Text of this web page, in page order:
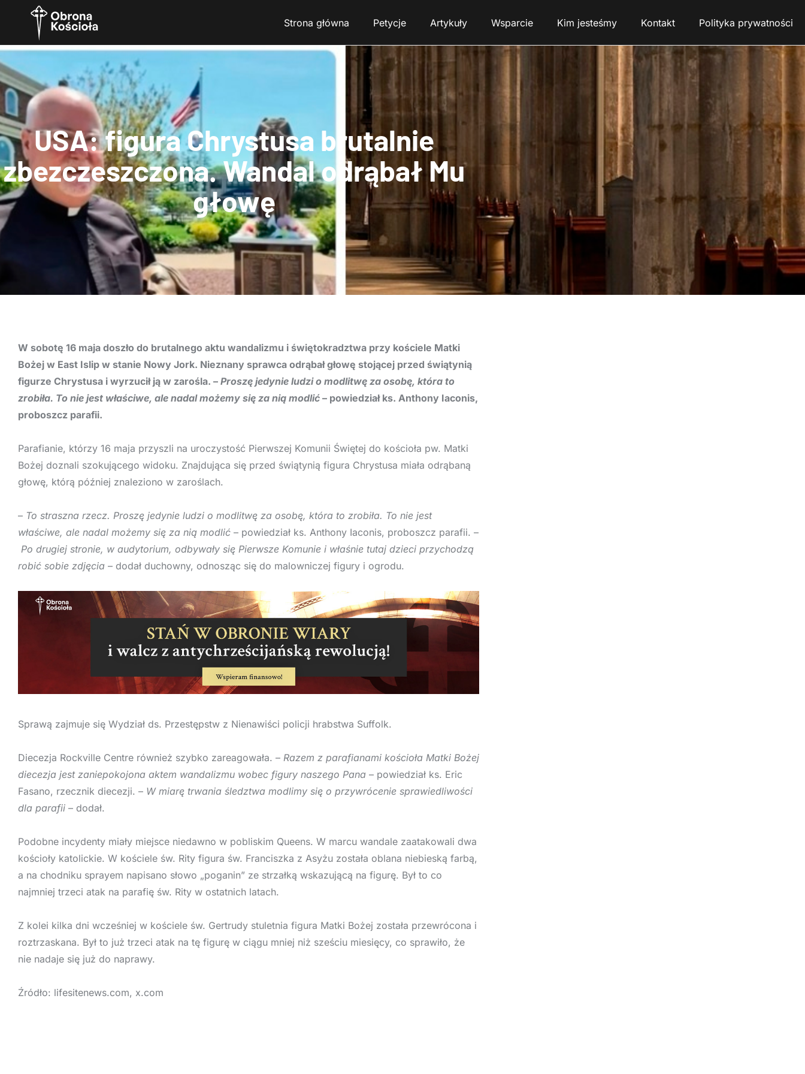
Strona główna Petycje Artykuły Wsparcie Kim jesteśmy Kontakt Polityka prywatności
USA: figura Chrystusa brutalnie
zbezczeszczona. Wandal odrąbał Mu
głowę
W sobotę 16 maja doszło do brutalnego aktu wandalizmu i świętokradztwa przy kościele Matki
Bożej w East Islip w stanie Nowy Jork. Nieznany sprawca odrąbał głowę stojącej przed świątynią
figurze Chrystusa i wyrzucił ją w zarośla. – Proszę jedynie ludzi o modlitwę za osobę, która to
zrobiła. To nie jest właściwe, ale nadal możemy się za nią modlić – powiedział ks. Anthony Iaconis,
proboszcz parafii.
Parafianie, którzy 16 maja przyszli na uroczystość Pierwszej Komunii Świętej do kościoła pw. Matki
Bożej doznali szokującego widoku. Znajdująca się przed świątynią figura Chrystusa miała odrąbaną
głowę, którą później znaleziono w zaroślach.
– To straszna rzecz. Proszę jedynie ludzi o modlitwę za osobę, która to zrobiła. To nie jest
właściwe, ale nadal możemy się za nią modlić – powiedział ks. Anthony Iaconis, proboszcz parafii. –
Po drugiej stronie, w audytorium, odbywały się Pierwsze Komunie i właśnie tutaj dzieci przychodzą
robić sobie zdjęcia – dodał duchowny, odnosząc się do malowniczej figury i ogrodu.
Sprawą zajmuje się Wydział ds. Przestępstw z Nienawiści policji hrabstwa Suffolk.
Diecezja Rockville Centre również szybko zareagowała. – Razem z parafianami kościoła Matki Bożej
diecezja jest zaniepokojona aktem wandalizmu wobec figury naszego Pana – powiedział ks. Eric
Fasano, rzecznik diecezji. – W miarę trwania śledztwa modlimy się o przywrócenie sprawiedliwości
dla parafii – dodał.
Podobne incydenty miały miejsce niedawno w pobliskim Queens. W marcu wandale zaatakowali dwa
kościoły katolickie. W kościele św. Rity figura św. Franciszka z Asyżu została oblana niebieską farbą,
a na chodniku sprayem napisano słowo „poganin” ze strzałką wskazującą na figurę. Był to co
najmniej trzeci atak na parafię św. Rity w ostatnich latach.
Z kolei kilka dni wcześniej w kościele św. Gertrudy stuletnia figura Matki Bożej została przewrócona i
roztrzaskana. Był to już trzeci atak na tę figurę w ciągu mniej niż sześciu miesięcy, co sprawiło, że
nie nadaje się już do naprawy.
Źródło: lifesitenews.com, x.com